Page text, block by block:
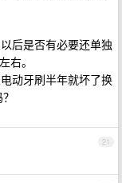
后是否有必要还单独
右。
动牙刷半年就坏了换
21